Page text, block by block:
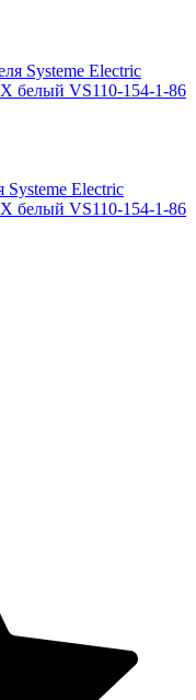
Electric
белый VS110-154-1-86